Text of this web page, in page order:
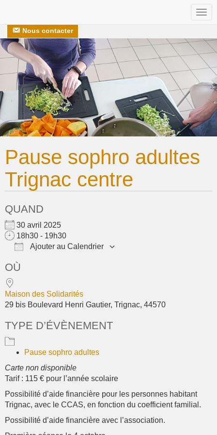
Nous contacter
Pause sophro adultes
Trignac centre
QUAND
30 avril 2025
18h30 - 19h30
Ajouter au Calendrier
OÙ
Maison des Solidarités
29 bis Boulevard Henri Gautier, Trignac, 44570
TYPE D’ÉVÈNEMENT
Pause sophro adultes
Carte non disponible
Tarif : 115 € pour l’année scolaire
Possibilité d’aide financière pour les personnes habitant
Trignac, avec le CCAS, en fonction du coefficient familial.
Possibilité d’aide financière avec l’association.